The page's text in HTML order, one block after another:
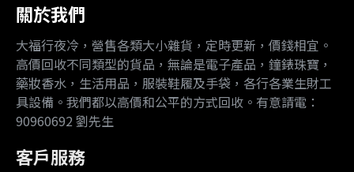
關於我們
大福行夜冷，營售各類大小雜貨，定時更新，價錢相宜。
高價回收不同類型的貨品，無論是電子產品，鐘錶珠寶，
藥妝香水，生活用品，服裝鞋履及手袋，各行各業生財工
具設備。我們都以高價和公平的方式回收。有意請電：
90960692 劉先生
客戶服務